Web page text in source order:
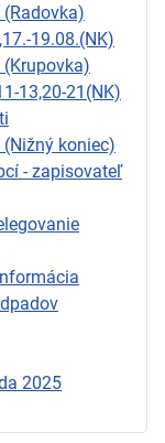
(Radovka)
19.08.(NK)
(Krupovka)
13,20-21(NK)
(Nižný koniec)
- zapisovateľ
2025